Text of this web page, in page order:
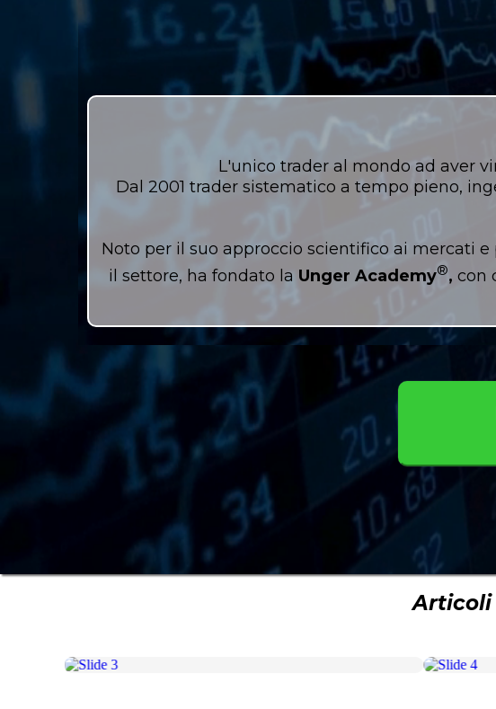
L'unico trader al mondo ad aver
Dal 2001 trader sistematico a tempo pieno,
Noto per il suo approccio scientifico ai mercati
il settore, ha fondato la Unger Academy®️, con
Articoli